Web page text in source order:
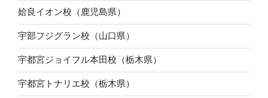
姶良イオン校（鹿児島県）
宇部フジグラン校（山口県）
宇都宮ジョイフル本田校（栃木県）
宇都宮トナリエ校（栃木県）